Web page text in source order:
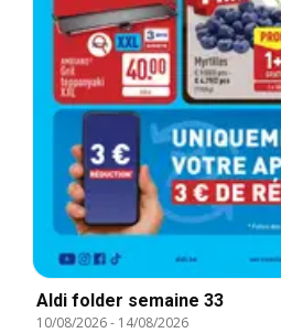
Aldi folder semaine 33
10/08/2026- 14/08/2026